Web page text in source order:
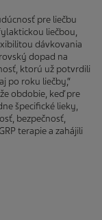
pre liečbu
liečbou,
dávkovania
dopad na
ktorú už potvrdili
po roku liečby,“
obdobie, keď pre
špecifické lieky,
bezpečnosť,
terapie a zahájili